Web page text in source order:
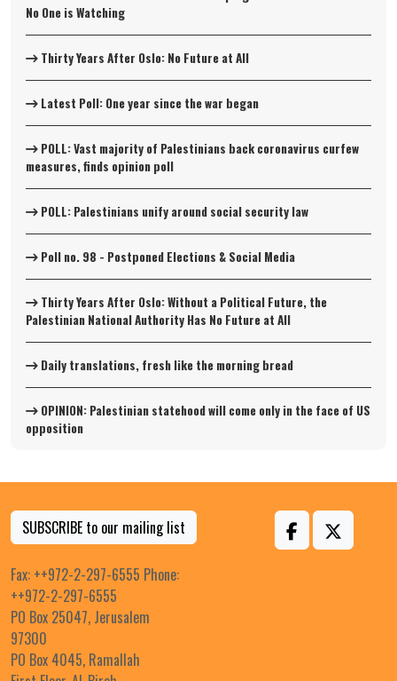
No One is Watching
Thirty Years After Oslo: No Future at All
Latest Poll: One year since the war began
POLL: Vast majority of Palestinians back coronavirus curfew
measures, finds opinion poll
POLL: Palestinians unify around social security law
Poll no. 98 - Postponed Elections & Social Media
Thirty Years After Oslo: Without a Political Future, the
Palestinian National Authority Has No Future at All
Daily translations, fresh like the morning bread
OPINION: Palestinian statehood will come only in the face of US
opposition
SUBSCRIBE to our mailing list
Fax: ++972-2-297-6555 Phone:
++972-2-297-6555
PO Box 25047, Jerusalem
97300
PO Box 4045, Ramallah